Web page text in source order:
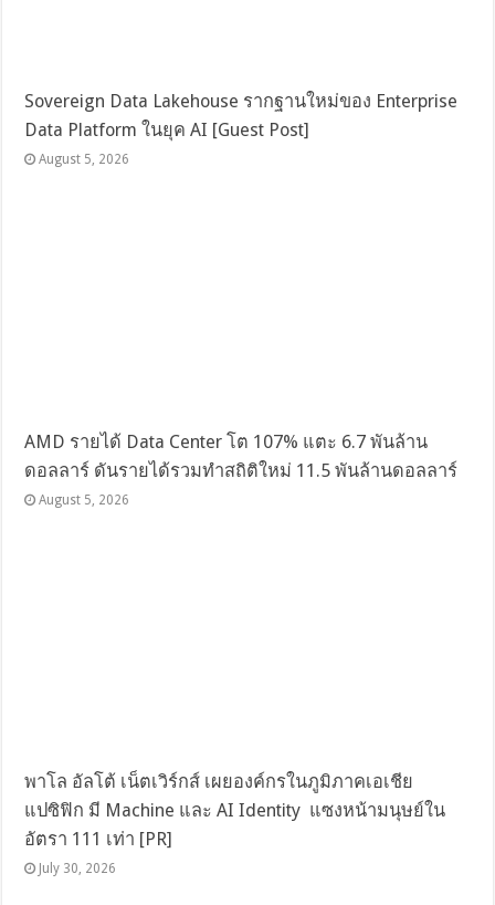
Sovereign Data Lakehouse รากฐานใหม่ของ Enterprise
Data Platform ในยุค AI [Guest Post]
August 5, 2026
AMD รายได้ Data Center โต 107% แตะ 6.7 พันล้าน
ดอลลาร์ ดันรายได้รวมทำสถิติใหม่ 11.5 พันล้านดอลลาร์
August 5, 2026
พาโล อัลโต้ เน็ตเวิร์กส์ เผยองค์กรในภูมิภาคเอเชีย
แปซิฟิก มี Machine และ AI Identity แซงหน้ามนุษย์ใน
อัตรา 111 เท่า [PR]
July 30, 2026